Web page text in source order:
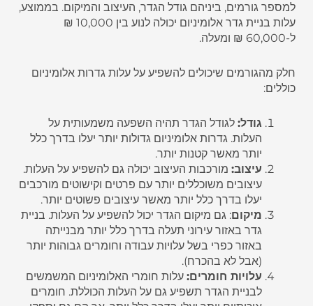
למספר גורמים, ביניהם גודל הגדר, העיצוב והמיקום. בממוצע,
עלות בניית גדר אלומיניום יכולה לנוע בין 10,000 ₪
ל-60,000 ₪ ומעלה.
חלק מהגורמים שיכולים להשפיע על עלות גדרות אלומיניום
כוללים:
גודל: לגודל הגדר תהיה השפעה משמעותית על
העלות. גדרות אלומיניום גדולות יותר יעלו בדרך כלל
יותר מאשר קטנות יותר.
עיצוב: מורכבות העיצוב יכולה גם להשפיע על העלות.
עיצובים משוכללים יותר עם פרטים וקישוטים מורכבים
יעלו בדרך כלל יותר מאשר עיצובים פשוטים יותר.
מיקום: גם מיקום הגדר יכול להשפיע על העלות. בניית
גדר באזור עירוני תעלה בדרך כלל יותר מבנייתה
באזור כפרי בשל עלויות עבודה וחומרים גבוהות יותר
(אבל לא בהכרח).
עלויות חומרים: עלות חומרי האלומיניום המשמשים
לבניית הגדר תשפיע גם על העלות הכוללת. חומרים